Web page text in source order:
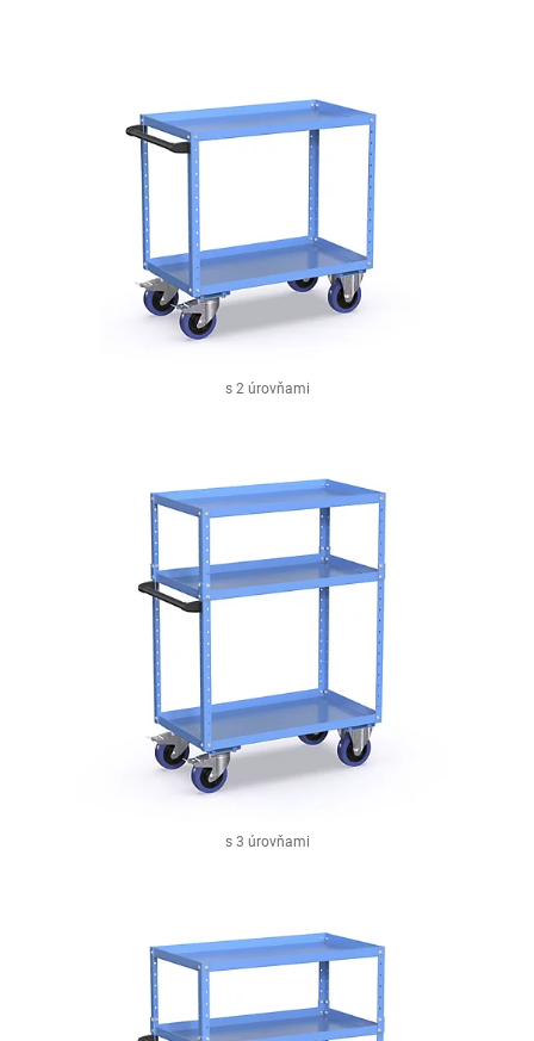
s 2 úrovňami
s 3 úrovňami